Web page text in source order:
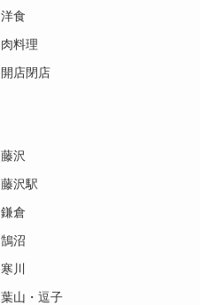
洋食
肉料理
開店閉店
藤沢
藤沢駅
鎌倉
鵠沼
寒川
葉山・逗子